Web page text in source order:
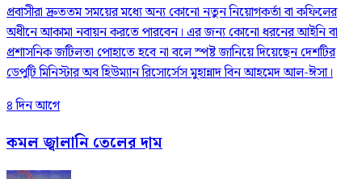
প্রবাসীরা দ্রুততম সময়ের মধ্যে অন্য কোনো নতুন নিয়োগকর্তা বা কফিলের
অধীনে আকামা নবায়ন করতে পারবেন। এর জন্য কোনো ধরনের আইনি বা
প্রশাসনিক জটিলতা পোহাতে হবে না বলে স্পষ্ট জানিয়ে দিয়েছেন দেশটির
ডেপুটি মিনিস্টার অব হিউম্যান রিসোর্সেস মুহান্নাদ বিন আহমেদ আল-ঈসা।
৪ দিন আগে
কমল জ্বালানি তেলের দাম